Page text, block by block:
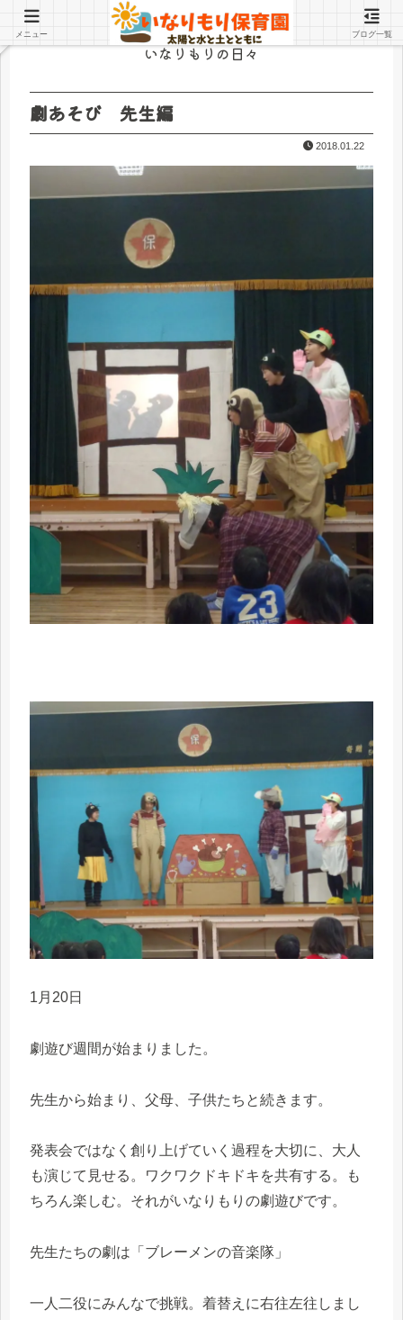
いなりもりの日々
劇あそび 先生編
2018.01.22
1月20日
劇遊び週間が始まりました。
先生から始まり、父母、子供たちと続きます。
発表会ではなく創り上げていく過程を大切に、大人
も演じて見せる。ワクワクドキドキを共有する。も
ちろん楽しむ。それがいなりもりの劇遊びです。
先生たちの劇は「ブレーメンの音楽隊」
一人二役にみんなで挑戦。着替えに右往左往しまし
メニュー ブログ一覧